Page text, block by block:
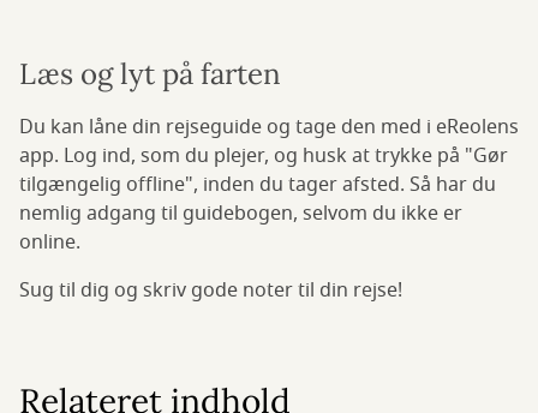
Læs og lyt på farten
Du kan låne din rejseguide og tage den med i eReolens
app. Log ind, som du plejer, og husk at trykke på "Gør
tilgængelig offline", inden du tager afsted. Så har du
nemlig adgang til guidebogen, selvom du ikke er
online.
Sug til dig og skriv gode noter til din rejse!
Relateret indhold